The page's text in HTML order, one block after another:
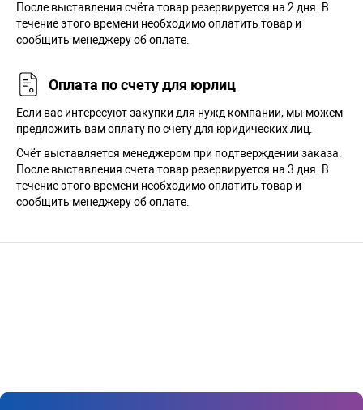
После выставления счёта товар резервируется на 2 дня. В
течение этого времени необходимо оплатить товар и
сообщить менеджеру об оплате.
Оплата по счету для юрлиц
Если вас интересуют закупки для нужд компании, мы можем
предложить вам оплату по счету для юридических лиц.
Счёт выставляется менеджером при подтверждении заказа.
После выставления счета товар резервируется на 3 дня. В
течение этого времени необходимо оплатить товар и
сообщить менеджеру об оплате.